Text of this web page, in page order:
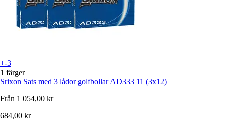
+-3
1 färger
Srixon Sats med 3 lådor golfbollar AD333 11 (3x12)
Från 1 054,00 kr
684,00 kr